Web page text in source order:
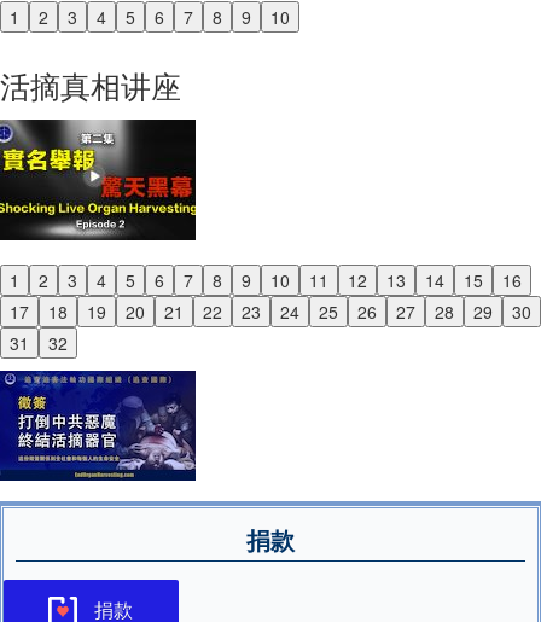
1 2 3 4 5 6 7 8 9 10
Previous
活摘真相讲座
1 2 3 4 5 6 7 8 9 10 11 12 13 14 15
16
17
18 19 20 21 22 23 24 25 26 27 28 29
30
31
32
Previous
Next
捐款
捐款